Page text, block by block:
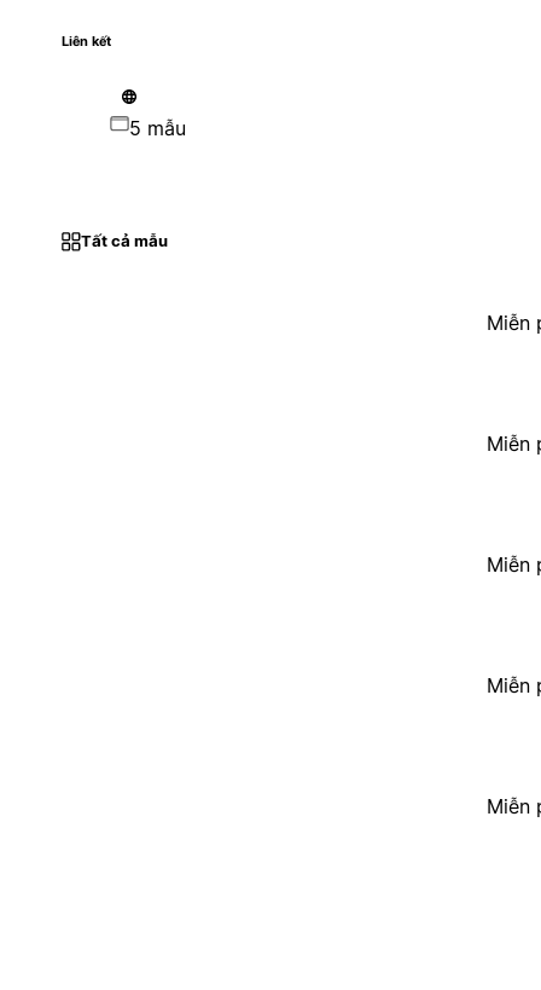
Liên kết
5 mẫu
Tất cả mẫu
Miễn
Miễn
Miễn
Miễn
Miễn